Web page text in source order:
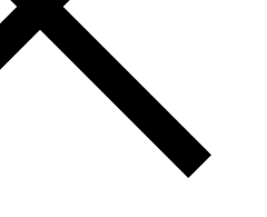
металлов (ЗЗЦМ)